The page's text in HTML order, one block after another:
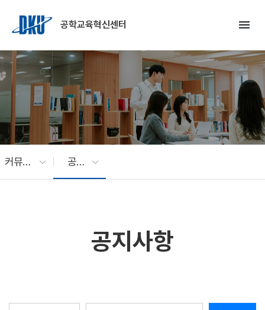
공학교육혁신센터
menu
커뮤니티 공지사항
공지사항